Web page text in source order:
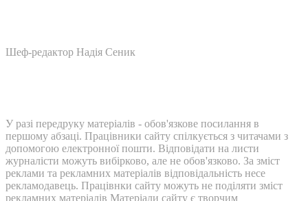
Шеф-редактор Надія Сеник
У разі передруку матеріалів - обов'язкове посилання в
першому абзаці. Працівники сайту спілкується з читачами з
допомогою електронної пошти. Відповідати на листи
журналісти можуть вибірково, але не обов'язково. За зміст
реклами та рекламних матеріалів відповідальність несе
рекламодавець. Працівнки сайту можуть не поділяти зміст
рекламних матеріалів Матеріали сайту є творчим